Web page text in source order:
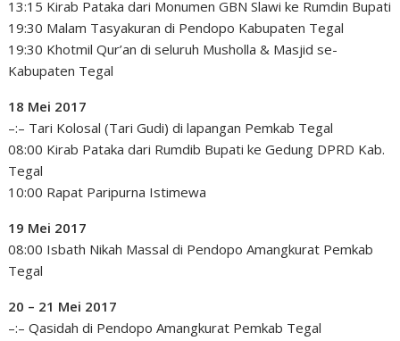
13:15 Kirab Pataka dari Monumen GBN Slawi ke Rumdin Bupati
19:30 Malam Tasyakuran di Pendopo Kabupaten Tegal
19:30 Khotmil Qur’an di seluruh Musholla & Masjid se-
Kabupaten Tegal
18 Mei 2017
–:– Tari Kolosal (Tari Gudi) di lapangan Pemkab Tegal
08:00 Kirab Pataka dari Rumdib Bupati ke Gedung DPRD Kab.
Tegal
10:00 Rapat Paripurna Istimewa
19 Mei 2017
08:00 Isbath Nikah Massal di Pendopo Amangkurat Pemkab
Tegal
20 – 21 Mei 2017
–:– Qasidah di Pendopo Amangkurat Pemkab Tegal